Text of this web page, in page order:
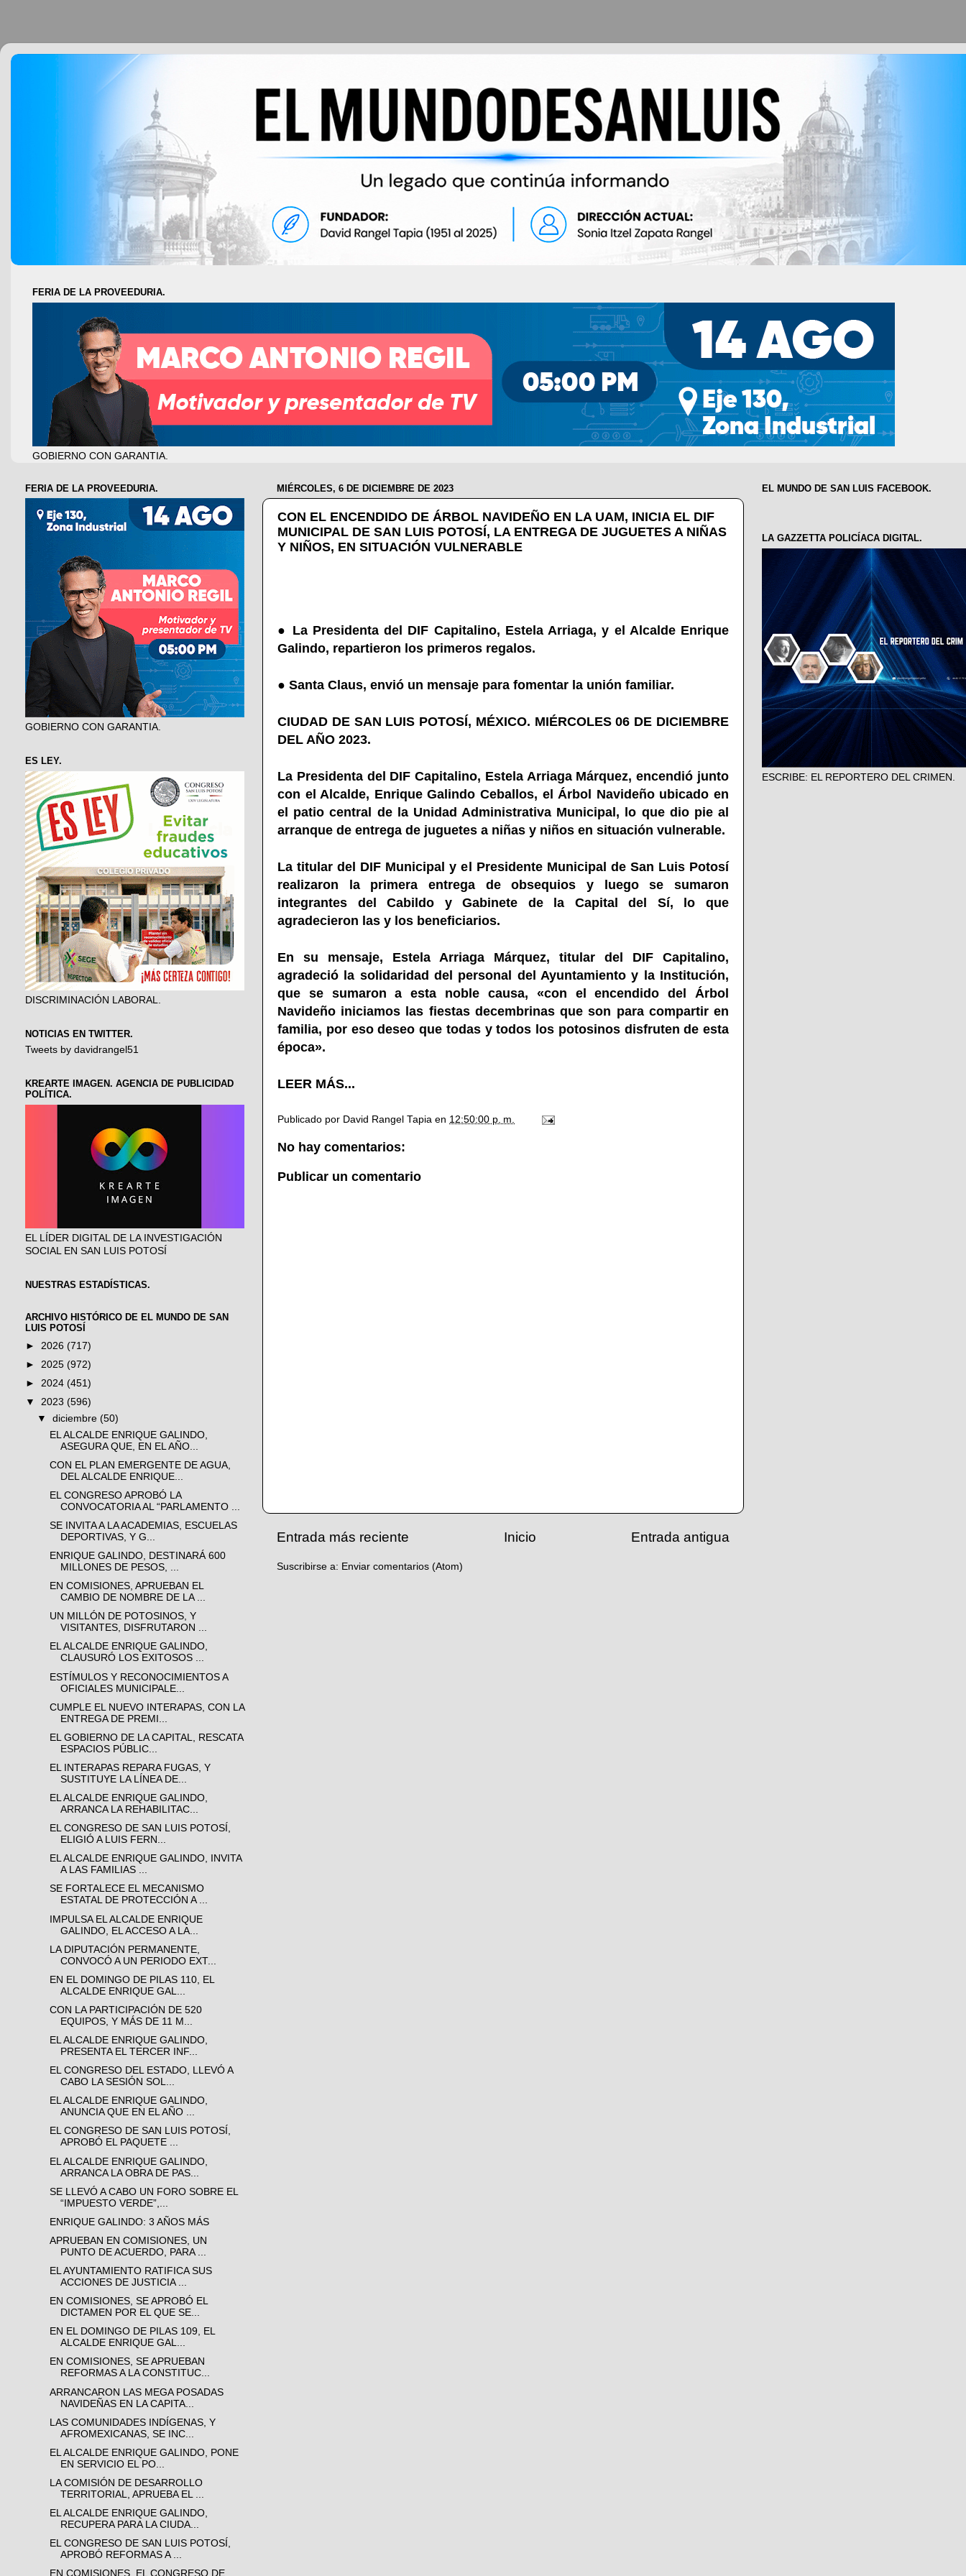
FERIA DE LA PROVEEDURIA.
GOBIERNO CON GARANTIA.
MIÉRCOLES, 6 DE DICIEMBRE DE 2023
CON EL ENCENDIDO DE ÁRBOL NAVIDEÑO EN LA UAM, INICIA EL DIF
MUNICIPAL DE SAN LUIS POTOSÍ, LA ENTREGA DE JUGUETES A NIÑAS
Y NIÑOS, EN SITUACIÓN VULNERABLE
● La Presidenta del DIF Capitalino, Estela Arriaga, y el Alcalde Enrique
Galindo, repartieron los primeros regalos.
● Santa Claus, envió un mensaje para fomentar la unión familiar.
CIUDAD DE SAN LUIS POTOSÍ, MÉXICO. MIÉRCOLES 06 DE DICIEMBRE
DEL AÑO 2023.
La Presidenta del DIF Capitalino, Estela Arriaga Márquez, encendió junto
con el Alcalde, Enrique Galindo Ceballos, el Árbol Navideño ubicado en
el patio central de la Unidad Administrativa Municipal, lo que dio pie al
arranque de entrega de juguetes a niñas y niños en situación vulnerable.
La titular del DIF Municipal y el Presidente Municipal de San Luis Potosí
realizaron la primera entrega de obsequios y luego se sumaron
integrantes del Cabildo y Gabinete de la Capital del Sí, lo que
agradecieron las y los beneficiarios.
En su mensaje, Estela Arriaga Márquez, titular del DIF Capitalino,
agradeció la solidaridad del personal del Ayuntamiento y la Institución,
que se sumaron a esta noble causa, «con el encendido del Árbol
Navideño iniciamos las fiestas decembrinas que son para compartir en
familia, por eso deseo que todas y todos los potosinos disfruten de esta
época».
LEER MÁS...
Publicado por David Rangel Tapia en 12:50:00 p. m.
No hay comentarios:
Publicar un comentario
Entrada más reciente Entrada antigua
Inicio
Suscribirse a: Enviar comentarios (Atom)
FERIA DE LA PROVEEDURIA.
GOBIERNO CON GARANTIA.
ES LEY.
DISCRIMINACIÓN LABORAL.
NOTICIAS EN TWITTER.
Tweets by davidrangel51
KREARTE IMAGEN. AGENCIA DE PUBLICIDAD
POLÍTICA.
EL LÍDER DIGITAL DE LA INVESTIGACIÓN
SOCIAL EN SAN LUIS POTOSÍ
NUESTRAS ESTADÍSTICAS.
ARCHIVO HISTÓRICO DE EL MUNDO DE SAN
LUIS POTOSÍ
► 2026 (717)
► 2025 (972)
► 2024 (451)
▼ 2023 (596)
▼diciembre(50)
EL ALCALDE ENRIQUE GALINDO,
ASEGURA QUE, EN EL AÑO...
CON EL PLAN EMERGENTE DE AGUA,
DEL ALCALDE ENRIQUE...
EL CONGRESO APROBÓ LA
CONVOCATORIA AL “PARLAMENTO ...
SE INVITA A LA ACADEMIAS, ESCUELAS
DEPORTIVAS, Y G...
ENRIQUE GALINDO, DESTINARÁ 600
MILLONES DE PESOS, ...
EN COMISIONES, APRUEBAN EL
CAMBIO DE NOMBRE DE LA ...
UN MILLÓN DE POTOSINOS, Y
VISITANTES, DISFRUTARON ...
EL ALCALDE ENRIQUE GALINDO,
CLAUSURÓ LOS EXITOSOS ...
ESTÍMULOS Y RECONOCIMIENTOS A
OFICIALES MUNICIPALE...
CUMPLE EL NUEVO INTERAPAS, CON LA
ENTREGA DE PREMI...
EL GOBIERNO DE LA CAPITAL, RESCATA
ESPACIOS PÚBLIC...
EL INTERAPAS REPARA FUGAS, Y
SUSTITUYE LA LÍNEA DE...
EL ALCALDE ENRIQUE GALINDO,
ARRANCA LA REHABILITAC...
EL CONGRESO DE SAN LUIS POTOSÍ,
ELIGIÓ A LUIS FERN...
EL ALCALDE ENRIQUE GALINDO, INVITA
A LAS FAMILIAS ...
SE FORTALECE EL MECANISMO
ESTATAL DE PROTECCIÓN A ...
IMPULSA EL ALCALDE ENRIQUE
GALINDO, EL ACCESO A LA...
LA DIPUTACIÓN PERMANENTE,
CONVOCÓ A UN PERIODO EXT...
EN EL DOMINGO DE PILAS 110, EL
ALCALDE ENRIQUE GAL...
CON LA PARTICIPACIÓN DE 520
EQUIPOS, Y MÁS DE 11 M...
EL ALCALDE ENRIQUE GALINDO,
PRESENTA EL TERCER INF...
EL CONGRESO DEL ESTADO, LLEVÓ A
CABO LA SESIÓN SOL...
EL ALCALDE ENRIQUE GALINDO,
ANUNCIA QUE EN EL AÑO ...
EL CONGRESO DE SAN LUIS POTOSÍ,
APROBÓ EL PAQUETE ...
EL ALCALDE ENRIQUE GALINDO,
ARRANCA LA OBRA DE PAS...
SE LLEVÓ A CABO UN FORO SOBRE EL
“IMPUESTO VERDE”,...
ENRIQUE GALINDO: 3 AÑOS MÁS
APRUEBAN EN COMISIONES, UN
PUNTO DE ACUERDO, PARA ...
EL AYUNTAMIENTO RATIFICA SUS
ACCIONES DE JUSTICIA ...
EN COMISIONES, SE APROBÓ EL
DICTAMEN POR EL QUE SE...
EN EL DOMINGO DE PILAS 109, EL
ALCALDE ENRIQUE GAL...
EN COMISIONES, SE APRUEBAN
REFORMAS A LA CONSTITUC...
ARRANCARON LAS MEGA POSADAS
NAVIDEÑAS EN LA CAPITA...
LAS COMUNIDADES INDÍGENAS, Y
AFROMEXICANAS, SE INC...
EL ALCALDE ENRIQUE GALINDO, PONE
EN SERVICIO EL PO...
LA COMISIÓN DE DESARROLLO
TERRITORIAL, APRUEBA EL ...
EL ALCALDE ENRIQUE GALINDO,
RECUPERA PARA LA CIUDA...
EL CONGRESO DE SAN LUIS POTOSÍ,
APROBÓ REFORMAS A ...
EN COMISIONES, EL CONGRESO DE
EL MUNDO DE SAN LUIS FACEBOOK.
LA GAZZETTA POLICÍACA DIGITAL.
ESCRIBE: EL REPORTERO DEL CRIMEN.